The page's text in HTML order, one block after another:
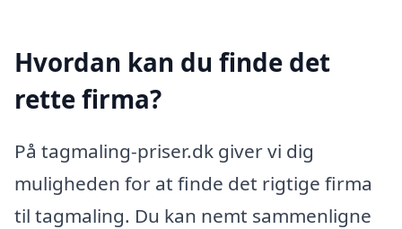
Hvordan kan du finde det
rette firma?
På tagmaling-priser.dk giver vi dig
muligheden for at finde det rigtige firma
til tagmaling. Du kan nemt sammenligne